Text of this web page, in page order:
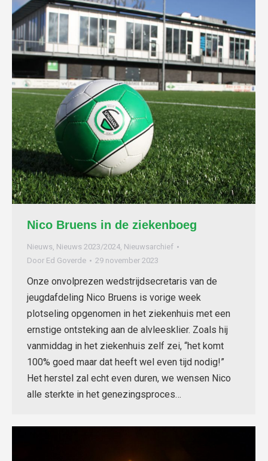
Nico Bruens in de ziekenboeg
Nieuws, Nieuws 2023/2024, Nieuwsarchief
Door Ed Goverde 29 november 2023
Onze onvolprezen wedstrijdsecretaris van de
jeugdafdeling Nico Bruens is vorige week
plotseling opgenomen in het ziekenhuis met een
ernstige ontsteking aan de alvleesklier. Zoals hij
vanmiddag in het ziekenhuis zelf zei, “het komt
100% goed maar dat heeft wel even tijd nodig!”
Het herstel zal echt even duren, we wensen Nico
alle sterkte in het genezingsproces…